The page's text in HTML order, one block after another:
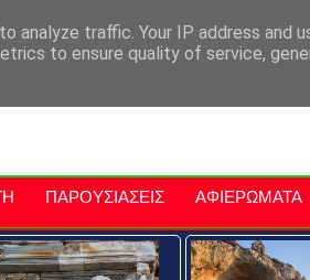
Στην Κρήτη Kriti Traveller
ΠΑΡΟΥΣΙΑΣΕΙΣ ΑΦΙΕΡΩΜΑΤΑ
analyze traffic. Your IP address and
to ensure quality of service,